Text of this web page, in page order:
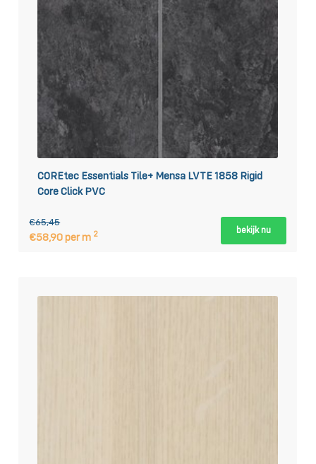
COREtec Essentials Tile+ Mensa LVTE 1858 Rigid
Core Click PVC
€65,45
€58,90 per m 2 bekijk nu